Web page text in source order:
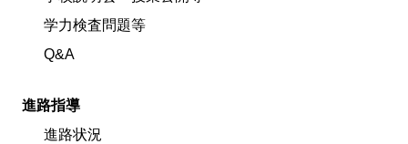
学力検査問題等
Q&A
進路指導
進路状況